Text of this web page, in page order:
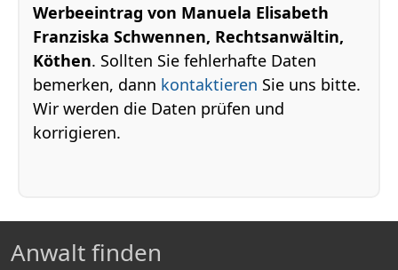
Werbeeintrag von Manuela Elisabeth
Franziska Schwennen, Rechtsanwältin,
Köthen. Sollten Sie fehlerhafte Daten
bemerken, dann kontaktieren Sie uns bitte.
Wir werden die Daten prüfen und
korrigieren.
Anwalt finden